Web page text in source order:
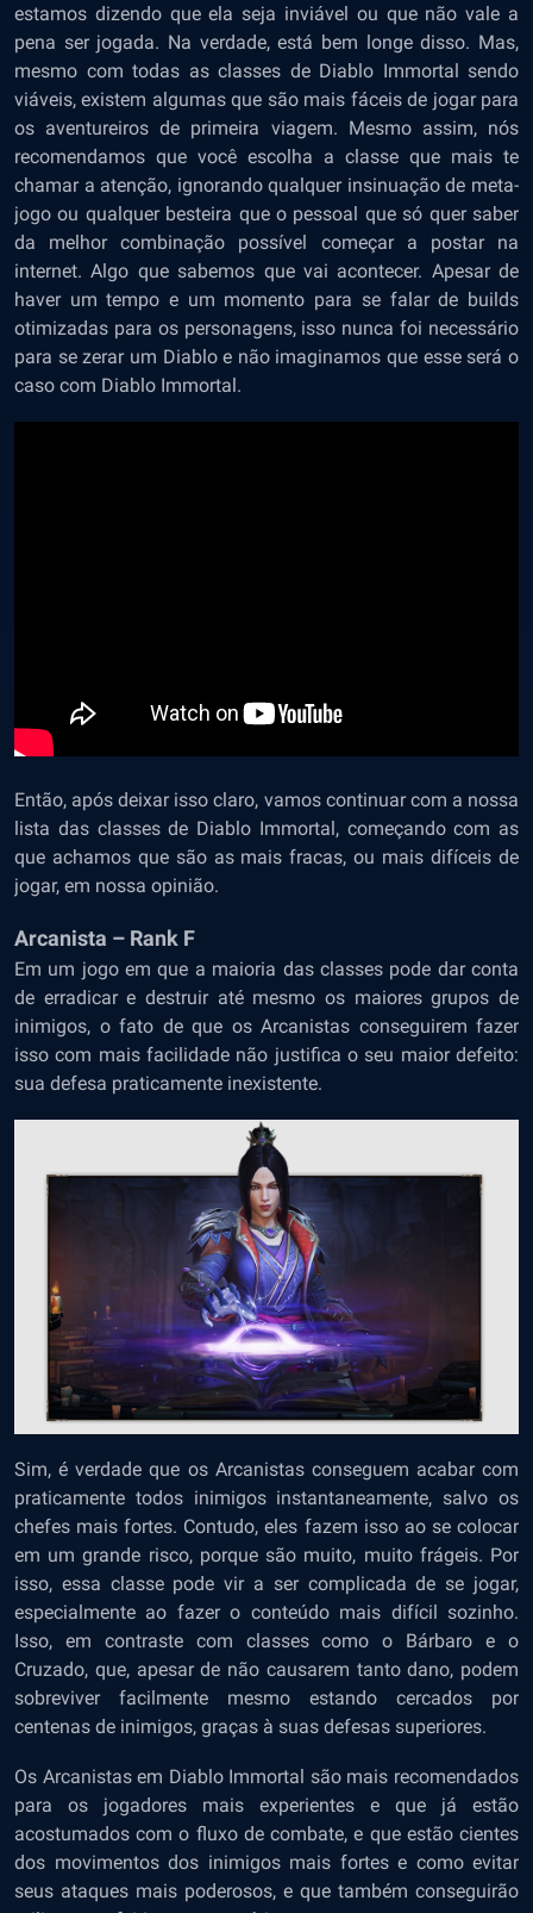
estamos dizendo que ela seja inviável ou que não vale a
pena ser jogada. Na verdade, está bem longe disso. Mas,
mesmo com todas as classes de Diablo Immortal sendo
viáveis, existem algumas que são mais fáceis de jogar para
os aventureiros de primeira viagem. Mesmo assim, nós
recomendamos que você escolha a classe que mais te
chamar a atenção, ignorando qualquer insinuação de meta-
jogo ou qualquer besteira que o pessoal que só quer saber
da melhor combinação possível começar a postar na
internet. Algo que sabemos que vai acontecer. Apesar de
haver um tempo e um momento para se falar de builds
otimizadas para os personagens, isso nunca foi necessário
para se zerar um Diablo e não imaginamos que esse será o
caso com Diablo Immortal.
Então, após deixar isso claro, vamos continuar com a nossa
lista das classes de Diablo Immortal, começando com as
que achamos que são as mais fracas, ou mais difíceis de
jogar, em nossa opinião.
Arcanista – Rank F
Em um jogo em que a maioria das classes pode dar conta
de erradicar e destruir até mesmo os maiores grupos de
inimigos, o fato de que os Arcanistas conseguirem fazer
isso com mais facilidade não justifica o seu maior defeito:
sua defesa praticamente inexistente.
Sim, é verdade que os Arcanistas conseguem acabar com
praticamente todos inimigos instantaneamente, salvo os
chefes mais fortes. Contudo, eles fazem isso ao se colocar
em um grande risco, porque são muito, muito frágeis. Por
isso, essa classe pode vir a ser complicada de se jogar,
especialmente ao fazer o conteúdo mais difícil sozinho.
Isso, em contraste com classes como o Bárbaro e o
Cruzado, que, apesar de não causarem tanto dano, podem
sobreviver facilmente mesmo estando cercados por
centenas de inimigos, graças à suas defesas superiores.
Os Arcanistas em Diablo Immortal são mais recomendados
para os jogadores mais experientes e que já estão
acostumados com o fluxo de combate, e que estão cientes
dos movimentos dos inimigos mais fortes e como evitar
seus ataques mais poderosos, e que também conseguirão